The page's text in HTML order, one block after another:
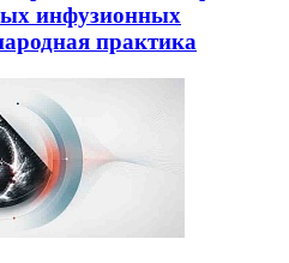
инфузионных
практика